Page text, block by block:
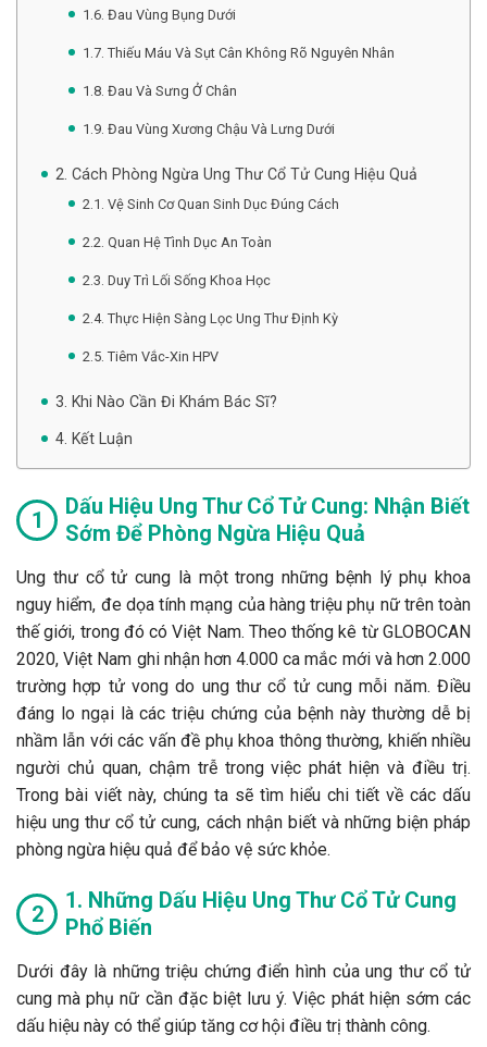
1.6. Đau Vùng Bụng Dưới
1.7. Thiếu Máu Và Sụt Cân Không Rõ Nguyên Nhân
1.8. Đau Và Sưng Ở Chân
1.9. Đau Vùng Xương Chậu Và Lưng Dưới
2. Cách Phòng Ngừa Ung Thư Cổ Tử Cung Hiệu Quả
2.1. Vệ Sinh Cơ Quan Sinh Dục Đúng Cách
2.2. Quan Hệ Tình Dục An Toàn
2.3. Duy Trì Lối Sống Khoa Học
2.4. Thực Hiện Sàng Lọc Ung Thư Định Kỳ
2.5. Tiêm Vắc-Xin HPV
3. Khi Nào Cần Đi Khám Bác Sĩ?
4. Kết Luận
Dấu Hiệu Ung Thư Cổ Tử Cung: Nhận Biết
Sớm Để Phòng Ngừa Hiệu Quả
Ung thư cổ tử cung là một trong những bệnh lý phụ khoa
nguy hiểm, đe dọa tính mạng của hàng triệu phụ nữ trên toàn
thế giới, trong đó có Việt Nam. Theo thống kê từ GLOBOCAN
2020, Việt Nam ghi nhận hơn 4.000 ca mắc mới và hơn 2.000
trường hợp tử vong do ung thư cổ tử cung mỗi năm. Điều
đáng lo ngại là các triệu chứng của bệnh này thường dễ bị
nhầm lẫn với các vấn đề phụ khoa thông thường, khiến nhiều
người chủ quan, chậm trễ trong việc phát hiện và điều trị.
Trong bài viết này, chúng ta sẽ tìm hiểu chi tiết về các dấu
hiệu ung thư cổ tử cung, cách nhận biết và những biện pháp
phòng ngừa hiệu quả để bảo vệ sức khỏe.
1. Những Dấu Hiệu Ung Thư Cổ Tử Cung
Phổ Biến
Dưới đây là những triệu chứng điển hình của ung thư cổ tử
cung mà phụ nữ cần đặc biệt lưu ý. Việc phát hiện sớm các
dấu hiệu này có thể giúp tăng cơ hội điều trị thành công.